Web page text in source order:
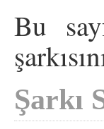
Bu
Şarkı